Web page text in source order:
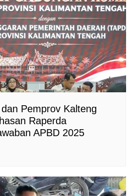
Pemprov Kalteng
Raperda
APBD 2025